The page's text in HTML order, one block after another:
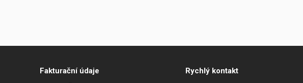
Fakturační údaje
Rychlý kontakt